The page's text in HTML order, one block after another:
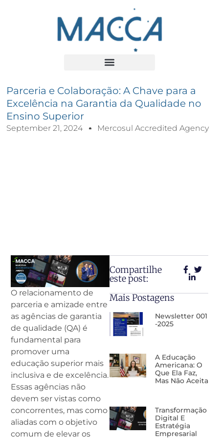
Parceria e Colaboração: A Chave para a
Excelência na Garantia da Qualidade no
Ensino Superior
September 21, 2024 Mercosul Accredited Agency
O relacionamento de
parceria e amizade entre
as agências de garantia
de qualidade (QA) é
fundamental para
promover uma
educação superior mais
inclusiva e de excelência.
Essas agências não
devem ser vistas como
concorrentes, mas como
aliadas com o objetivo
comum de elevar os
Compartilhe
este post:
Mais Postagens
Newsletter 001
-2025
A Educação
Americana: O
Que Ela Faz,
Mas Não Aceita
Transformação
Digital E
Estratégia
Empresarial